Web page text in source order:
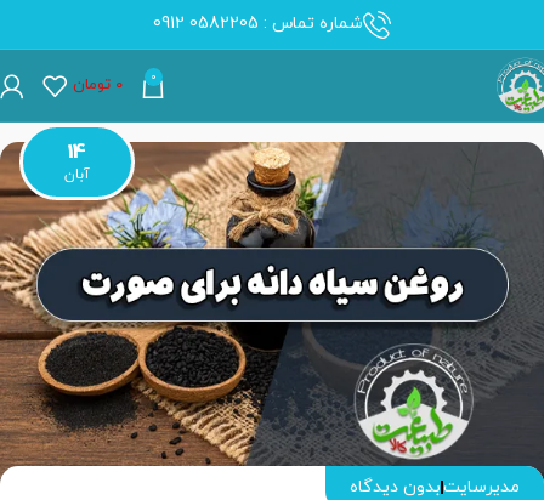
شماره تماس : 0582205 0912
0 ۰ تومان
14
آبان
مدیرسایتبدون دیدگاه